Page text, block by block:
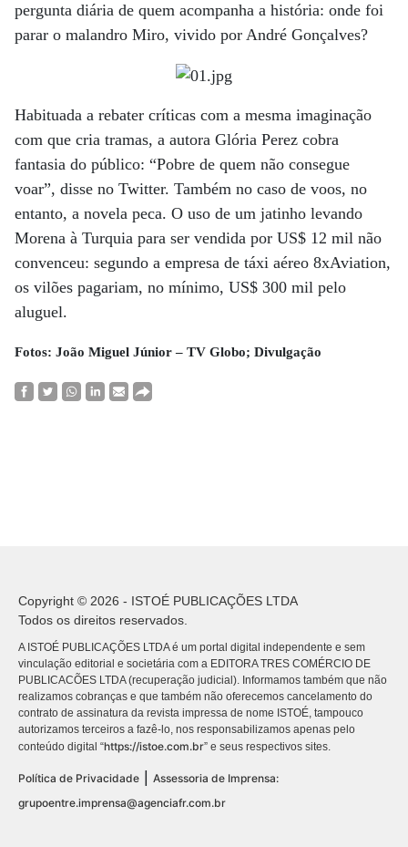
pergunta diária de quem acompanha a história: onde foi
parar o malandro Miro, vivido por André Gonçalves?
Habituada a rebater críticas com a mesma imaginação
com que cria tramas, a autora Glória Perez cobra
fantasia do público: “Pobre de quem não consegue
voar”, disse no Twitter. Também no caso de voos, no
entanto, a novela peca. O uso de um jatinho levando
Morena à Turquia para ser vendida por US$ 12 mil não
convenceu: segundo a empresa de táxi aéreo 8xAviation,
os vilões pagariam, no mínimo, US$ 300 mil pelo
aluguel.
Fotos: João Miguel Júnior – TV Globo; Divulgação
Copyright © 2026 - ISTOÉ PUBLICAÇÕES LTDA
Todos os direitos reservados.
A ISTOÉ PUBLICAÇÕES LTDA é um portal digital independente e sem
vinculação editorial e societária com a EDITORA TRES COMÉRCIO DE
PUBLICACÕES LTDA (recuperação judicial). Informamos também que não
realizamos cobranças e que também não oferecemos cancelamento do
contrato de assinatura da revista impressa de nome ISTOÉ, tampouco
autorizamos terceiros a fazê-lo, nos responsabilizamos apenas pelo
conteúdo digital “https://istoe.com.br” e seus respectivos sites.
Política de Privacidade | Assessoria de Imprensa:
grupoentre.imprensa@agenciafr.com.br